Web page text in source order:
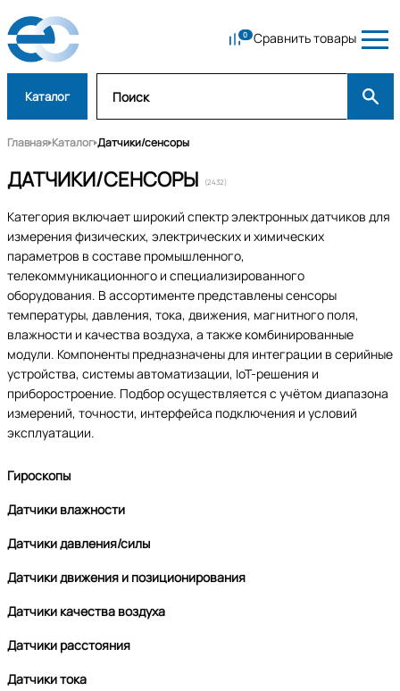
Сравнить товары
Каталог
Главная Каталог Датчики/сенсоры
ДАТЧИКИ/СЕНСОРЫ (2432)
Категория включает широкий спектр электронных датчиков для
измерения физических, электрических и химических
параметров в составе промышленного,
телекоммуникационного и специализированного
оборудования. В ассортименте представлены сенсоры
температуры, давления, тока, движения, магнитного поля,
влажности и качества воздуха, а также комбинированные
модули. Компоненты предназначены для интеграции в серийные
устройства, системы автоматизации, IoT-решения и
приборостроение. Подбор осуществляется с учётом диапазона
измерений, точности, интерфейса подключения и условий
эксплуатации.
Гироскопы
Датчики влажности
Датчики давления/силы
Датчики движения и позиционирования
Датчики качества воздуха
Датчики расстояния
Датчики тока